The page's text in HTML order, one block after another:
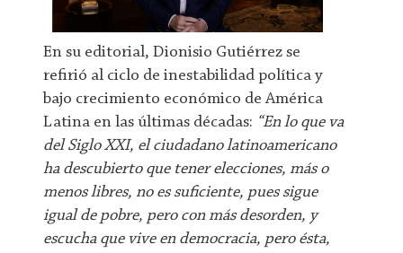
En su editorial, Dionisio Gutiérrez se
refirió al ciclo de inestabilidad política y
bajo crecimiento económico de América
Latina en las últimas décadas: “En lo que va
del Siglo XXI, el ciudadano latinoamericano
ha descubierto que tener elecciones, más o
menos libres, no es suficiente, pues sigue
igual de pobre, pero con más desorden, y
escucha que vive en democracia, pero ésta,